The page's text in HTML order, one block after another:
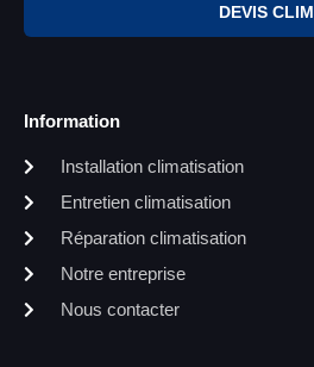
DEVIS CLIM
Information
Installation climatisation
Entretien climatisation
Réparation climatisation
Notre entreprise
Nous contacter